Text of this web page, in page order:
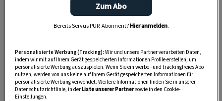
1
fein gehackte Knoblauchzehe
abgeriebene Schale von 1/2
Biozitrone
1 TL
gehackter frischer Thymian
Zum Abo
Bereits Servus PUR-Abonnent?Hier anmelden.
Personalisierte Werbung (Tracking): Wir und unsere Partner verarbeiten Daten,
indem wir mit auf Ihrem Gerät gespeicherten Informationen Profile erstellen, um
personalisierte Werbung auszuspielen. Wenn Sie ein werbe– und trackingfreies Abo
nutzen, werden von uns keine auf Ihrem Gerät gespeicherten Informationen für
personalisierte Werbung verwendet. Weitere Informationen finden Sie in unserer
Datenschutzrichtlinie, in derListe unserer Partnersowie in den Cookie-
Einstellungen.